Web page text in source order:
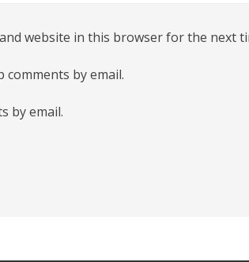
website in this browser for the next
by email.
by email.